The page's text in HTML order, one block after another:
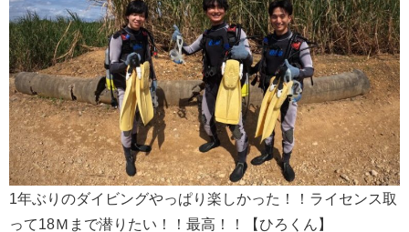
1年ぶりのダイビングやっぱり楽しかった！！ライセンス取
って18Ｍまで潜りたい！！最高！！【ひろくん】